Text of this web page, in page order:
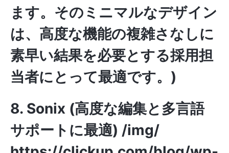
ます。そのミニマルなデザイン
は、高度な機能の複雑さなしに
素早い結果を必要とする採用担
当者にとって最適です。)
8. Sonix (高度な編集と多言語
サポートに最適) /img/